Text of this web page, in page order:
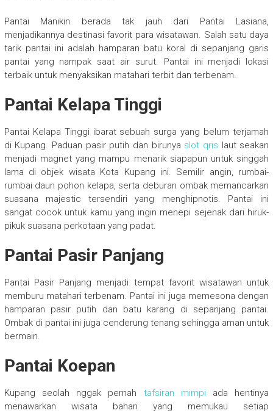
Pantai Manikin berada tak jauh dari Pantai Lasiana,
menjadikannya destinasi favorit para wisatawan. Salah satu daya
tarik pantai ini adalah hamparan batu koral di sepanjang garis
pantai yang nampak saat air surut. Pantai ini menjadi lokasi
terbaik untuk menyaksikan matahari terbit dan terbenam.
Pantai Kelapa Tinggi
Pantai Kelapa Tinggi ibarat sebuah surga yang belum terjamah
di Kupang. Paduan pasir putih dan birunya slot qris laut seakan
menjadi magnet yang mampu menarik siapapun untuk singgah
lama di objek wisata Kota Kupang ini. Semilir angin, rumbai-
rumbai daun pohon kelapa, serta deburan ombak memancarkan
suasana majestic tersendiri yang menghipnotis. Pantai ini
sangat cocok untuk kamu yang ingin menepi sejenak dari hiruk-
pikuk suasana perkotaan yang padat.
Pantai Pasir Panjang
Pantai Pasir Panjang menjadi tempat favorit wisatawan untuk
memburu matahari terbenam. Pantai ini juga memesona dengan
hamparan pasir putih dan batu karang di sepanjang pantai.
Ombak di pantai ini juga cenderung tenang sehingga aman untuk
bermain.
Pantai Koepan
Kupang seolah nggak pernah tafsiran mimpiada hentinya
menawarkan wisata bahari yang memukau setiap